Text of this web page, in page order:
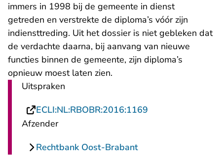
immers in 1998 bij de gemeente in dienst
getreden en verstrekte de diploma’s vóór zijn
indiensttreding. Uit het dossier is niet gebleken dat
de verdachte daarna, bij aanvang van nieuwe
functies binnen de gemeente, zijn diploma’s
opnieuw moest laten zien.
Uitspraken
ECLI:NL:RBOBR:2016:1169
Afzender
Rechtbank Oost-Brabant